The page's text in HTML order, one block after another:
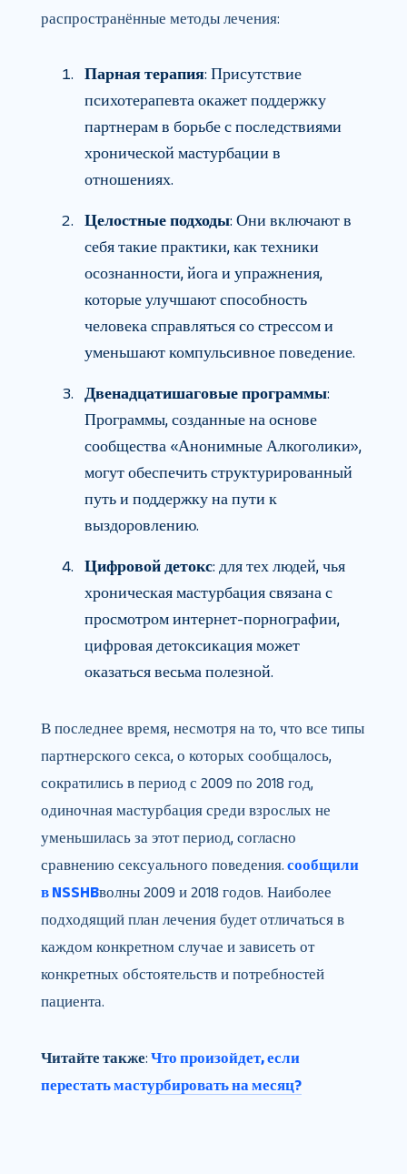
распространённые методы лечения:
Парная терапия: Присутствие
психотерапевта окажет поддержку
партнерам в борьбе с последствиями
хронической мастурбации в
отношениях.
Целостные подходы: Они включают в
себя такие практики, как техники
осознанности, йога и упражнения,
которые улучшают способность
человека справляться со стрессом и
уменьшают компульсивное поведение.
Двенадцатишаговые программы:
Программы, созданные на основе
сообщества «Анонимные Алкоголики»,
могут обеспечить структурированный
путь и поддержку на пути к
выздоровлению.
Цифровой детокс: для тех людей, чья
хроническая мастурбация связана с
просмотром интернет-порнографии,
цифровая детоксикация может
оказаться весьма полезной.
В последнее время, несмотря на то, что все типы
партнерского секса, о которых сообщалось,
сократились в период с 2009 по 2018 год,
одиночная мастурбация среди взрослых не
уменьшилась за этот период, согласно
сравнению сексуального поведения. сообщили
в NSSHBволны 2009 и 2018 годов. Наиболее
подходящий план лечения будет отличаться в
каждом конкретном случае и зависеть от
конкретных обстоятельств и потребностей
пациента.
Читайте также: Что произойдет, если
перестать мастурбировать на месяц?